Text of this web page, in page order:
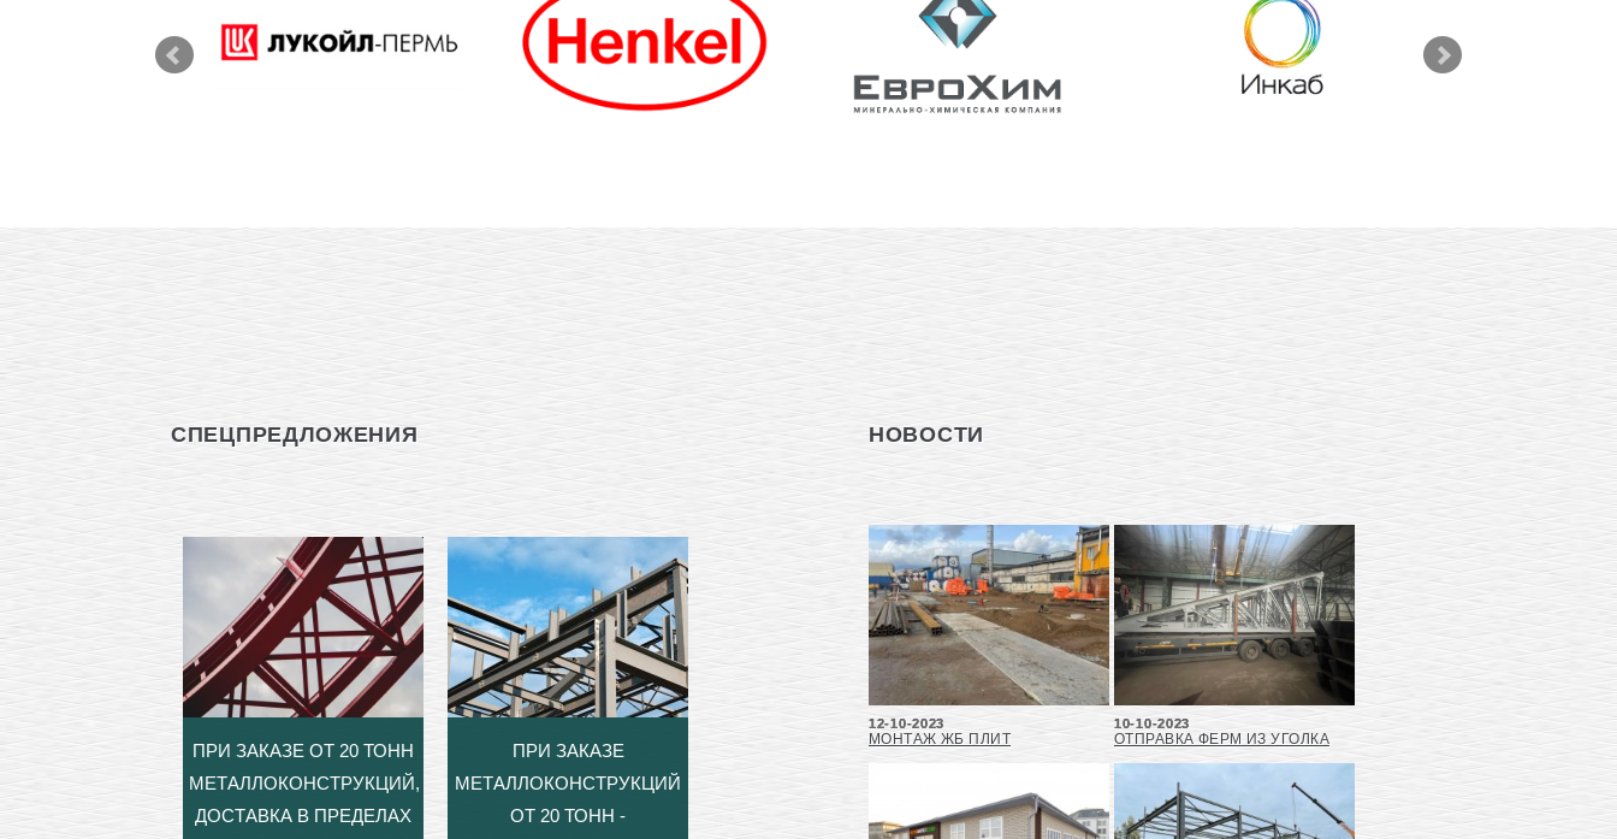
СПЕЦПРЕДЛОЖЕНИЯ
ПРИ ЗАКАЗЕ ОТ 20 ТОНН
МЕТАЛЛОКОНСТРУКЦИЙ,
ДОСТАВКА В ПРЕДЕЛАХ
ПРИ ЗАКАЗЕ
МЕТАЛЛОКОНСТРУКЦИЙ
ОТ 20 ТОНН -
НОВОСТИ
12-10-2023
МОНТАЖ ЖБ ПЛИТ
10-10-2023
ОТПРАВКА ФЕРМ ИЗ УГОЛКА